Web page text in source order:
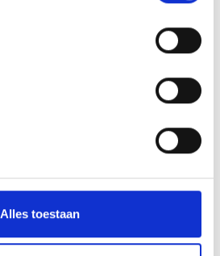
Alles toestaan
36E: Oogdeel